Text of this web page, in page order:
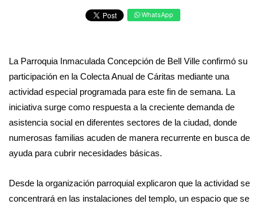
WhatsApp
La Parroquia Inmaculada Concepción de Bell Ville confirmó su
participación en la Colecta Anual de Cáritas mediante una
actividad especial programada para este fin de semana. La
iniciativa surge como respuesta a la creciente demanda de
asistencia social en diferentes sectores de la ciudad, donde
numerosas familias acuden de manera recurrente en busca de
ayuda para cubrir necesidades básicas.
Desde la organización parroquial explicaron que la actividad se
concentrará en las instalaciones del templo, un espacio que se